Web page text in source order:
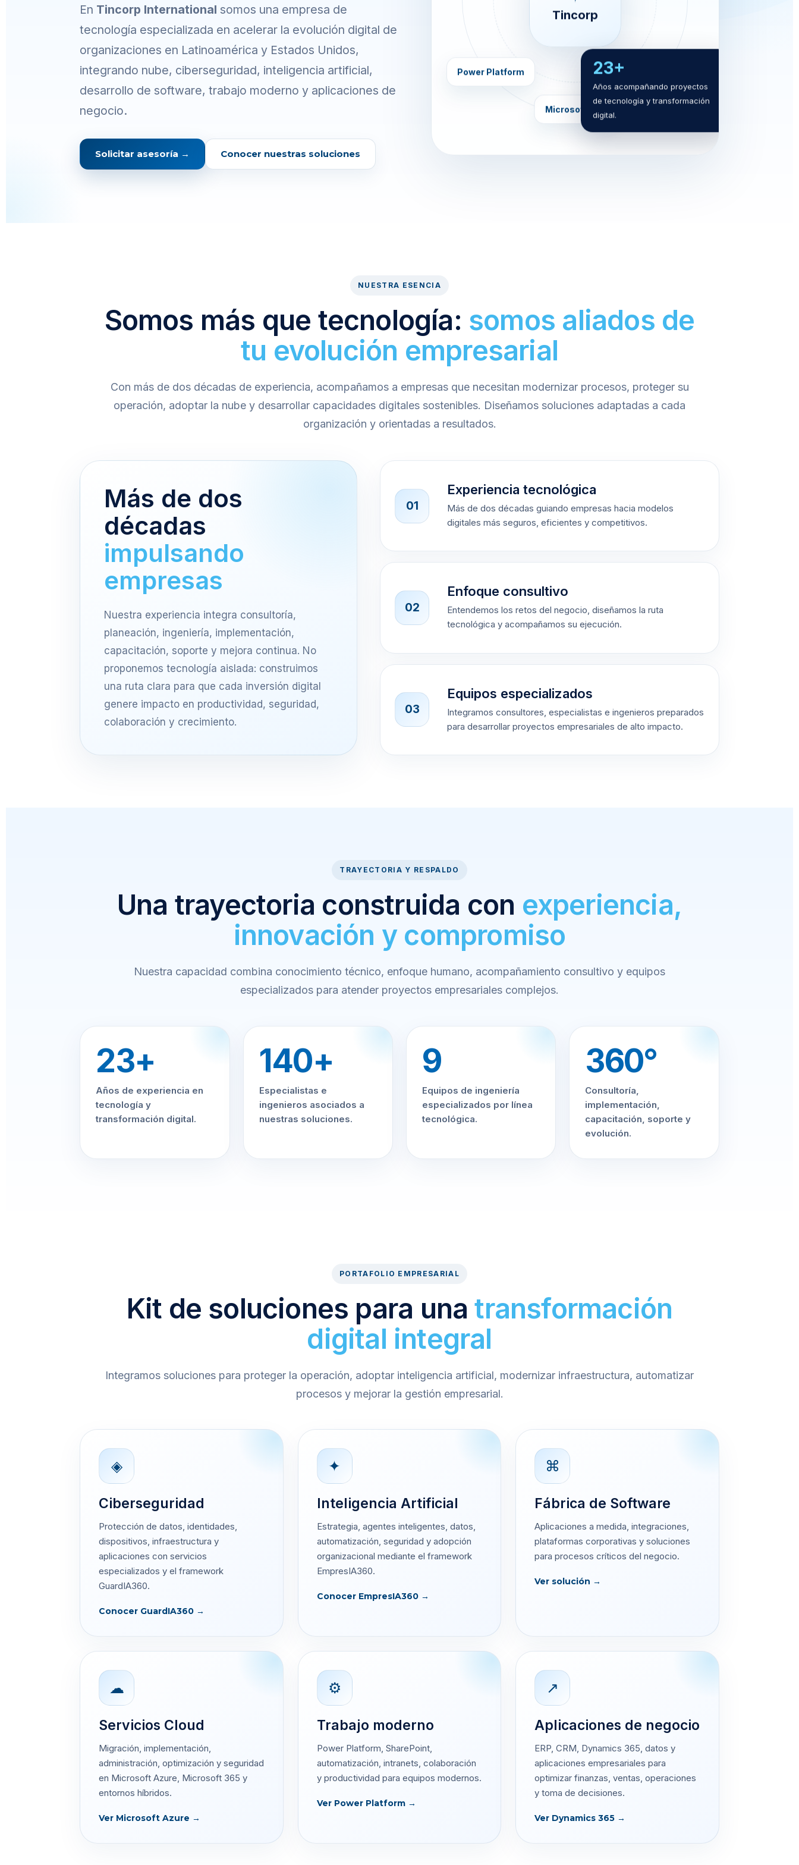
En Tincorp International somos una empresa de
tecnología especializada en acelerar la evolución digital de
organizaciones en Latinoamérica y Estados Unidos,
integrando nube, ciberseguridad, inteligencia artificial,
desarrollo de software, trabajo moderno y aplicaciones de
negocio.
Solicitar asesoría → Conocer nuestras soluciones
Tincorp
Microsoft Azure
Microsoft 365
Power Platform 23+
Años acompañando proyectos
de tecnología y transformación
digital.
NUESTRA ESENCIA
Somos más que tecnología: somos aliados de
tu evolución empresarial
Con más de dos décadas de experiencia, acompañamos a empresas que necesitan modernizar procesos, proteger su
operación, adoptar la nube y desarrollar capacidades digitales sostenibles. Diseñamos soluciones adaptadas a cada
organización y orientadas a resultados.
Más de dos
décadas
impulsando
empresas
Nuestra experiencia integra consultoría,
planeación, ingeniería, implementación,
capacitación, soporte y mejora continua. No
proponemos tecnología aislada: construimos
una ruta clara para que cada inversión digital
genere impacto en productividad, seguridad,
colaboración y crecimiento.
01
Experiencia tecnológica
Más de dos décadas guiando empresas hacia modelos
digitales más seguros, eficientes y competitivos.
02
Enfoque consultivo
Entendemos los retos del negocio, diseñamos la ruta
tecnológica y acompañamos su ejecución.
03
Equipos especializados
Integramos consultores, especialistas e ingenieros preparados
para desarrollar proyectos empresariales de alto impacto.
TRAYECTORIA Y RESPALDO
Una trayectoria construida con experiencia,
innovación y compromiso
Nuestra capacidad combina conocimiento técnico, enfoque humano, acompañamiento consultivo y equipos
especializados para atender proyectos empresariales complejos.
23+
Años de experiencia en
tecnología y
transformación digital.
140+
Especialistas e
ingenieros asociados a
nuestras soluciones.
9
Equipos de ingeniería
especializados por línea
tecnológica.
360°
Consultoría,
implementación,
capacitación, soporte y
evolución.
PORTAFOLIO EMPRESARIAL
Kit de soluciones para unatransformación
digital integral
Integramos soluciones para proteger la operación, adoptar inteligencia artificial, modernizar infraestructura, automatizar
procesos y mejorar la gestión empresarial.
◈
Ciberseguridad
Protección de datos, identidades,
dispositivos, infraestructura y
aplicaciones con servicios
especializados y el framework
GuardIA360.
Conocer GuardIA360 →
✦
Inteligencia Artificial
Estrategia, agentes inteligentes, datos,
automatización, seguridad y adopción
organizacional mediante el framework
EmpresIA360.
Conocer EmpresIA360 →
⌘
Fábrica de Software
Aplicaciones a medida, integraciones,
plataformas corporativas y soluciones
para procesos críticos del negocio.
Ver solución →
☁
Servicios Cloud
Migración, implementación,
administración, optimización y seguridad
en Microsoft Azure, Microsoft 365 y
entornos híbridos.
Ver Microsoft Azure →
⚙
Trabajo moderno
Power Platform, SharePoint,
automatización, intranets, colaboración
y productividad para equipos modernos.
Ver Power Platform →
↗
Aplicaciones de negocio
ERP, CRM, Dynamics 365, datos y
aplicaciones empresariales para
optimizar finanzas, ventas, operaciones
y toma de decisiones.
Ver Dynamics 365 →